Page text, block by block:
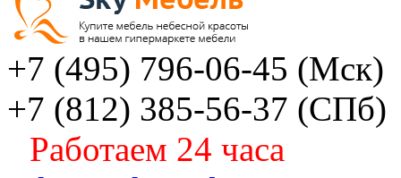
+7 (495) 796-06-45 (Мск)
+7 (812) 385-56-37 (СПб)
Работаем 24 часа